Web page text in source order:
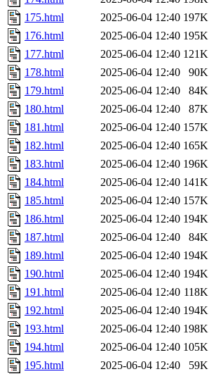
175.html
2025-06-04 12:40 197K
176.html
2025-06-04 12:40 195K
177.html
2025-06-04 12:40 121K
178.html
2025-06-04 12:40
90K
179.html
2025-06-04 12:40
84K
180.html
2025-06-04 12:40
87K
181.html
2025-06-04 12:40 157K
182.html
2025-06-04 12:40 165K
183.html
2025-06-04 12:40 196K
184.html
2025-06-04 12:40 141K
185.html
2025-06-04 12:40 157K
186.html
2025-06-04 12:40 194K
187.html
2025-06-04 12:40
84K
189.html
2025-06-04 12:40 194K
190.html
2025-06-04 12:40 194K
191.html
2025-06-04 12:40 118K
192.html
2025-06-04 12:40 194K
193.html
2025-06-04 12:40 198K
194.html
2025-06-04 12:40 105K
195.html
2025-06-04 12:40
59K